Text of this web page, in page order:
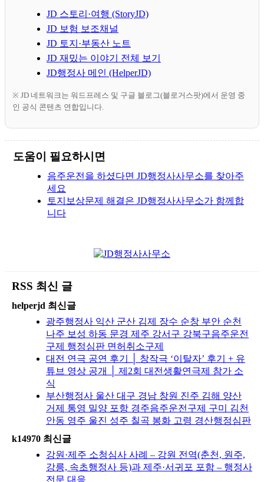
JD 스토리·여행 (StoryJD)
JD 보험 보조채널
JD 토지·부동산 노트
JD 재밌는 이야기 전체 보기
JD행정사 메인 (HelperJD)
※ JD 네트워크는 워드프레스 및 구글 블로그(블로거스팟)에서 운영 중
인 공식 콘텐츠 연합입니다.
도움이 필요하시면
음주운전을 하셨다면 JD행정사사무소를 찾아주
세요
토지보상문제 해결은 JD행정사사무소가 함께합
니다
RSS 최신 글
helperjd 최신글
광주행정사 익산 군산 김제 장수 순창 부안 순천
나주 보성 하동 문경 제주 강서구 강북구음주운전
구제 행정심판 면허취소구제
대전 연극 공연 후기 │ 창작극 ‘이탈자’ 후기 + 유
튜브 영상 공개 │ 제2회 대전생활연극제 참가 소
식
부산행정사 울산 대구 경남 창원 진주 김해 양산
거제 통영 밀양 포항 경주음주운전구제 구미 김천
안동 영주 울진 성주 칠곡 봉화 고령 경산행정심판
k14970 최신글
강원·제주 소청심사 사례 – 강원 전역(춘천, 원주,
강릉, 속초행정사 등)과 제주·서귀포 포함 – 행정사
전문 대응